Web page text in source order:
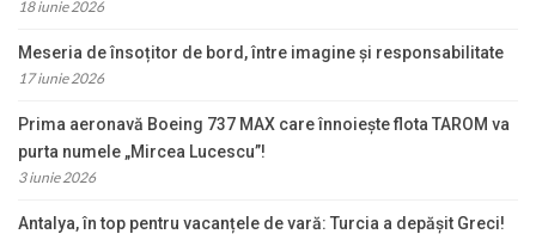
18 iunie 2026
Meseria de însoțitor de bord, între imagine și responsabilitate
17 iunie 2026
Prima aeronavă Boeing 737 MAX care înnoiește flota TAROM va
purta numele „Mircea Lucescu”!
3 iunie 2026
Antalya, în top pentru vacanțele de vară: Turcia a depășit Greci!